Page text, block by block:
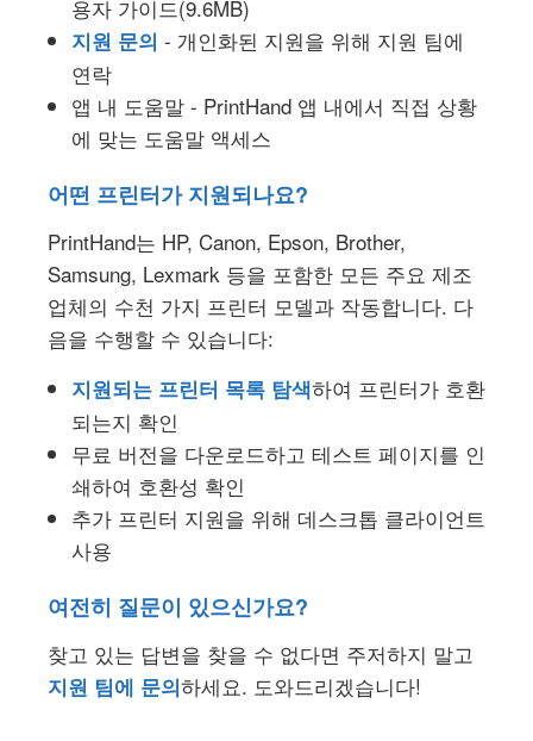
용자 가이드(9.6MB)
지원 문의 - 개인화된 지원을 위해 지원 팀에
연락
앱 내 도움말 - PrintHand 앱 내에서 직접 상황
에 맞는 도움말 액세스
어떤 프린터가 지원되나요?
PrintHand는 HP, Canon, Epson, Brother,
Samsung, Lexmark 등을 포함한 모든 주요 제조
업체의 수천 가지 프린터 모델과 작동합니다. 다
음을 수행할 수 있습니다:
지원되는 프린터 목록 탐색하여 프린터가 호환
되는지 확인
무료 버전을 다운로드하고 테스트 페이지를 인
쇄하여 호환성 확인
추가 프린터 지원을 위해 데스크톱 클라이언트
사용
여전히 질문이 있으신가요?
찾고 있는 답변을 찾을 수 없다면 주저하지 말고
지원 팀에 문의하세요. 도와드리겠습니다!